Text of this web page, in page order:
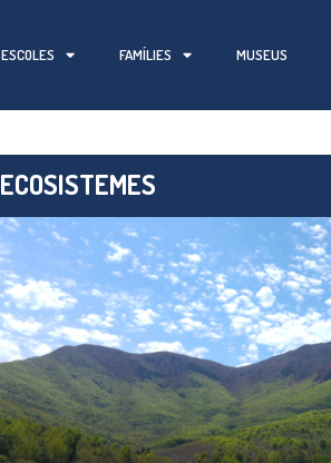
ESCOLES FAMÍLIES MUSEUS
ECOSISTEMES